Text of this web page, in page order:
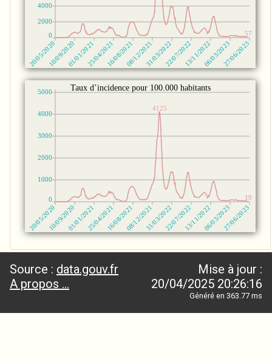
Source : data.gouv.fr
A propos ...
Mise à jour :
20/04/2025 20:26:16
Généré en 363.77 ms